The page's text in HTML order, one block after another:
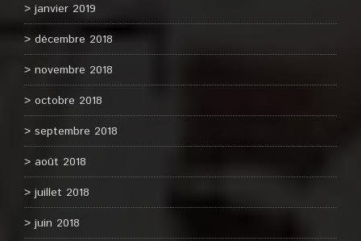
janvier 2019
décembre 2018
novembre 2018
octobre 2018
septembre 2018
août 2018
juillet 2018
juin 2018